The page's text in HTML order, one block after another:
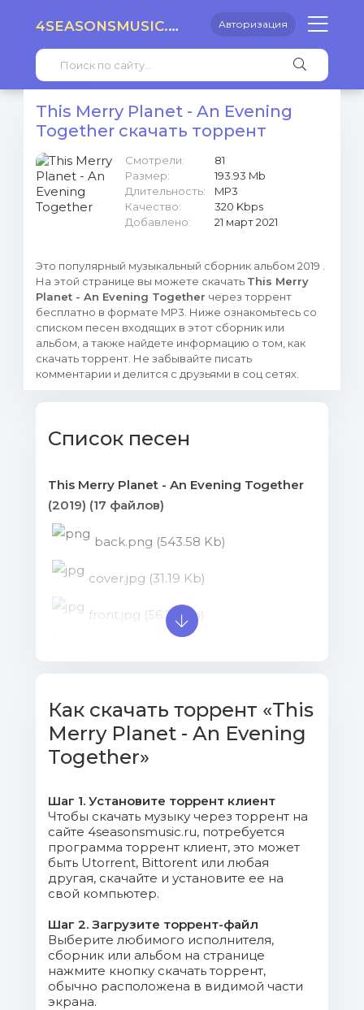
4SEASONSMUSIC.RU Авторизация
This Merry Planet - An Evening
Together скачать торрент
Смотрели:
81
Размер:
193.93 Mb
Длительность:
MP3
Качество:
320 Kbps
Добавлено:
21 март 2021
Это популярный музыкальный сборник альбом 2019 .
На этой странице вы можете скачать This Merry
Planet - An Evening Together через торрент
бесплатно в формате MP3. Ниже ознакомьтесь со
списком песен входящих в этот сборник или
альбом, а также найдете информацию о том, как
скачать торрент. Не забывайте писать
комментарии и делится с друзьями в соц сетях.
Список песен
This Merry Planet - An Evening Together
(2019) (17 файлов)
back.png (543.58 Kb)
cover.jpg (31.19 Kb)
front.jpg (56.22 Kb)
Как скачать торрент «This
Merry Planet - An Evening
Together»
Шаг 1. Установите торрент клиент
Чтобы скачать музыку через торрент на
сайте 4seasonsmusic.ru, потребуется
программа торрент клиент, это может
быть Utorrent, Bittorent или любая
другая, скачайте и установите ее на
свой компьютер.
Шаг 2. Загрузите торрент-файл
Выберите любимого исполнителя,
сборник или альбом на странице
нажмите кнопку скачать торрент,
обычно расположена в видимой части
экрана.